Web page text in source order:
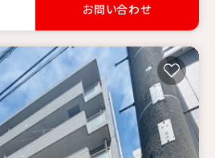
お問い合わせ